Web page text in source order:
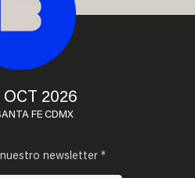
OCT 2026
FE CDMX
newsletter *